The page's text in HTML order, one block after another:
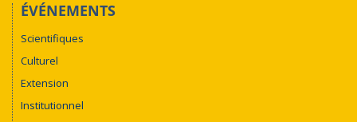
ÉVÉNEMENTS
Scientifiques
Culturel
Extension
Institutionnel